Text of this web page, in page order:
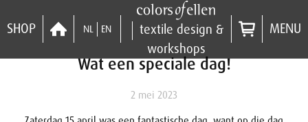
SHOP NL EN
textile design &
workshops
MENU
Wat een speciale dag!
2 mei 2023